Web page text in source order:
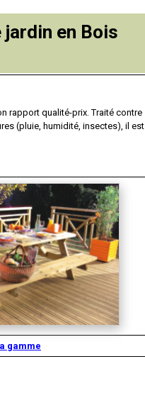
en Bois
rapport qualité-prix. Traité contre
(pluie, humidité, insectes), il est
gamme